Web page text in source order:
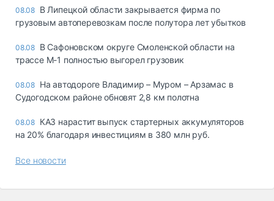
08.08 В Липецкой области закрывается фирма по
грузовым автоперевозкам после полутора лет убытков
08.08 В Сафоновском округе Смоленской области на
трассе М-1 полностью выгорел грузовик
08.08 На автодороге Владимир – Муром – Арзамас в
Судогодском районе обновят 2,8 км полотна
08.08 КАЗ нарастит выпуск стартерных аккумуляторов
на 20% благодаря инвестициям в 380 млн руб.
Все новости